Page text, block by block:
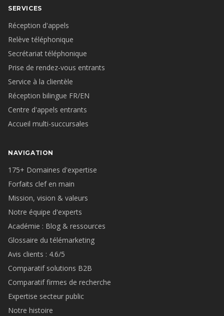
SERVICES
Réception d'appels
Relève téléphonique
Secrétariat téléphonique
Prise de rendez-vous entrants
Service à la clientèle
Réception bilingue FR/EN
Centre d'appels entrants
Accueil multi-succursales
NAVIGATION
175+ Domaines d'expertise
Forfaits clef en main
Mission, vision & valeurs
Notre équipe d'experts
Académie : Blog & ressources
Glossaire du télémarketing
Avis clients : 4.6/5
Comparatif solutions B2B
Comparatif firmes de recherche
Expertise secteur public
Notre histoire